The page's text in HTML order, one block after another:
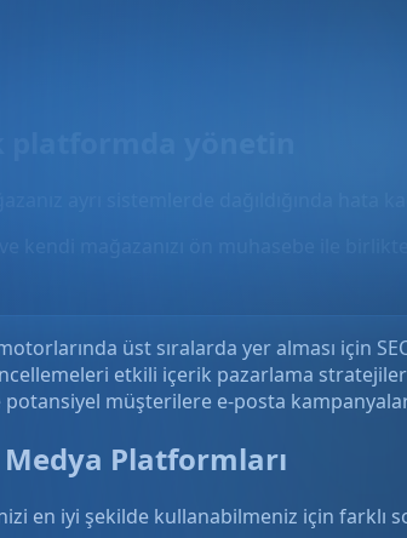
üst sıralarda yer alması için
etkili içerik pazarlama
müşterilere e-posta
Medya Platformları
en iyi şekilde kullanabilmeniz için farklı